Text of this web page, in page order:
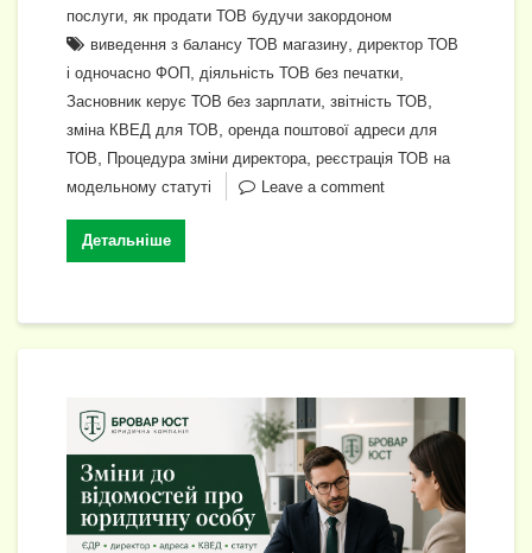
послуги, як продати ТОВ будучи закордоном
виведення з балансу ТОВ магазину, директор ТОВ
і одночасно ФОП , діяльність ТОВ без печатки,
Засновник керує ТОВ без зарплати, звітність ТОВ,
зміна КВЕД для ТОВ, оренда поштової адреси для
ТОВ, Процедура зміни директора, реєстрація ТОВ на
модельному статуті
Leave a comment
Детальніше